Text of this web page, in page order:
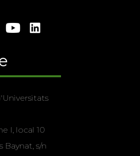
I, local 10
Baynat, s/n